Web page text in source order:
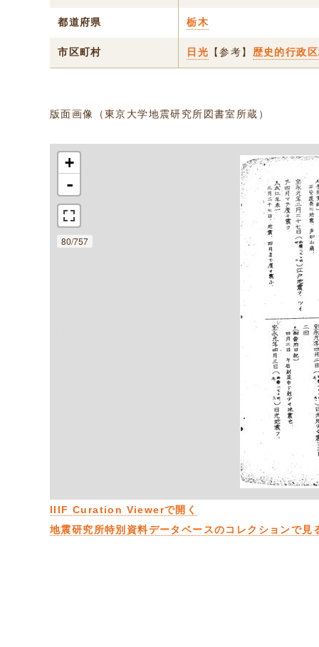
都道府県 栃木
市区町村 日光 【参考】 歴史的行政
版面画像（東京大学地震研究所図書室所蔵）
+
-
80/757
IIIF Curation Viewerで開く
地震研究所特別資料データベースのコレクションで見